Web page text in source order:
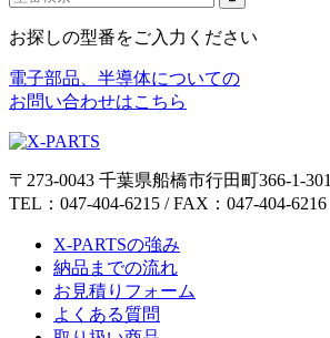
お探しの型番をご入力ください
電子部品、半導体についての
お問い合わせはこちら
〒273-0043 千葉県船橋市行田町366-1-301
TEL：047-404-6215 / FAX：047-404-6216
X-PARTSの強み
納品までの流れ
お見積りフォーム
よくある質問